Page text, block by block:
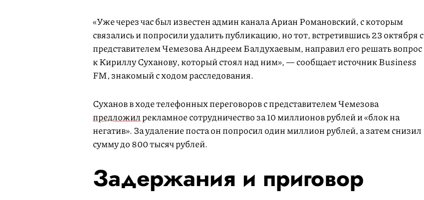
«Уже через час был известен админ канала Ариан Романовский, с которым
связались и попросили удалить публикацию, но тот, встретившись 23 октября с
представителем Чемезова Андреем Балдухаевым, направил его решать вопрос
к Кириллу Суханову, который стоял над ним», — сообщает источник Business
FM, знакомый с ходом расследования.
Суханов в ходе телефонных переговоров с представителем Чемезова
предложилрекламное сотрудничество за 10 миллионов рублей и «блок на
негатив». За удаление поста он попросил один миллион рублей, а затем снизил
сумму до 800 тысяч рублей.
Задержания и приговор